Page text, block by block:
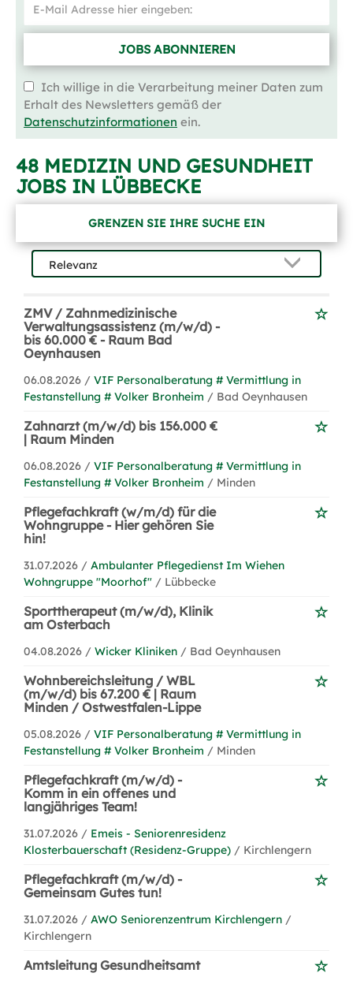
JOBS ABONNIEREN
Ich willige in die Verarbeitung meiner Daten zum
Erhalt des Newsletters gemäß der
Datenschutzinformationen ein.
48 MEDIZIN UND GESUNDHEIT
JOBS IN LÜBBECKE
GRENZEN SIE IHRE SUCHE EIN
ZMV / Zahnmedizinische
Verwaltungsassistenz (m/w/d) -
bis 60.000 € - Raum Bad
Oeynhausen
06.08.2026 / VIF Personalberatung # Vermittlung in
Festanstellung # Volker Bronheim / Bad Oeynhausen
Zahnarzt (m/w/d) bis 156.000 €
| Raum Minden
06.08.2026 / VIF Personalberatung # Vermittlung in
Festanstellung # Volker Bronheim / Minden
Pflegefachkraft (w/m/d) für die
Wohngruppe - Hier gehören Sie
hin!
31.07.2026 / Ambulanter Pflegedienst Im Wiehen
Wohngruppe "Moorhof" / Lübbecke
Sporttherapeut (m/w/d), Klinik
am Osterbach
04.08.2026 / Wicker Kliniken / Bad Oeynhausen
Wohnbereichsleitung / WBL
(m/w/d) bis 67.200 € | Raum
Minden / Ostwestfalen-Lippe
05.08.2026 / VIF Personalberatung # Vermittlung in
Festanstellung # Volker Bronheim / Minden
Pflegefachkraft (m/w/d) -
Komm in ein offenes und
langjähriges Team!
31.07.2026 / Emeis - Seniorenresidenz
Klosterbauerschaft (Residenz-Gruppe) / Kirchlengern
Pflegefachkraft (m/w/d) -
Gemeinsam Gutes tun!
31.07.2026 / AWO Seniorenzentrum Kirchlengern /
Kirchlengern
Amtsleitung Gesundheitsamt